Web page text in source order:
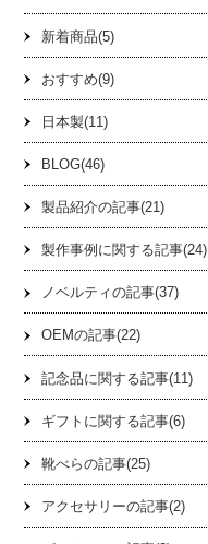
新着商品(5)
おすすめ(9)
日本製(11)
BLOG(46)
製品紹介の記事(21)
製作事例に関する記事(24)
ノベルティの記事(37)
OEMの記事(22)
記念品に関する記事(11)
ギフトに関する記事(6)
靴べらの記事(25)
アクセサリーの記事(2)